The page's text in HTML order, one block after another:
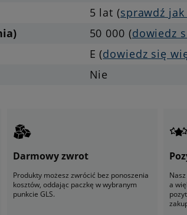
5 lat (sprawdź
50 000 (dowiedz
E (dowiedz się
Nie
Darmowy zwrot
Produkty możesz zwrócić bez ponoszenia
kosztów, oddając paczkę w wybranym
punkcie GLS.
a